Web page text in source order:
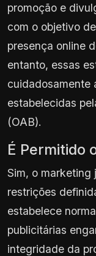
promoção e
com o objetivo
presença online
entanto, essas
cuidadosamente
estabelecidas
(OAB).
É Permitido
Sim, o marketing
restrições
estabelece
publicitárias
integridade da